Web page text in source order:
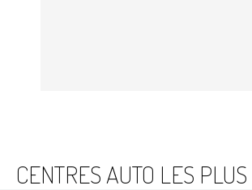
CENTRES AUTO LES